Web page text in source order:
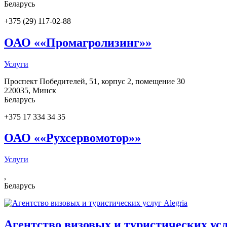
Беларусь
+375 (29) 117-02-88
ОАО ««Промагролизинг»»
Услуги
Проспект Победителей, 51, корпус 2, помещение 30
220035, Минск
Беларусь
+375 17 334 34 35
ОАО ««Рухсервомотор»»
Услуги
,
Беларусь